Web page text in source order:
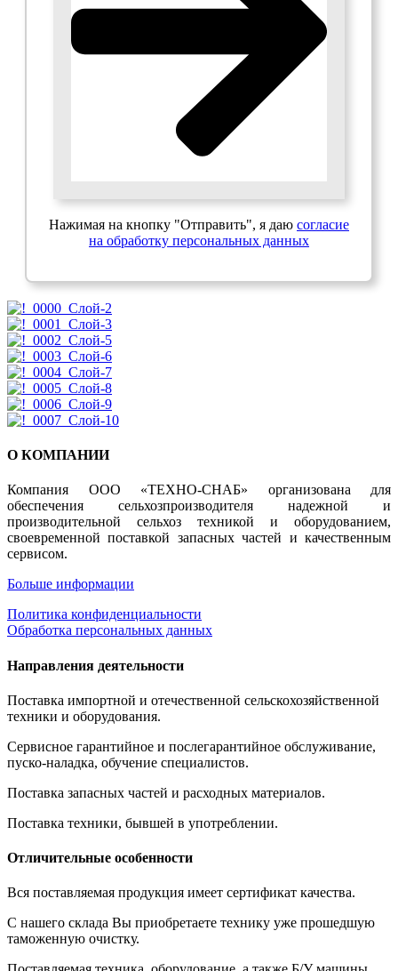
Нажимая на кнопку "Отправить", я даю согласие
на обработку персональных данных
О КОМПАНИИ
Компания ООО «ТЕХНО-СНАБ» организована для
обеспечения сельхозпроизводителя надежной и
производительной сельхоз техникой и оборудованием,
своевременной поставкой запасных частей и качественным
сервисом.
Больше информации
Политика конфиденциальности
Обработка персональных данных
Направления деятельности
Поставка импортной и отечественной сельскохозяйственной
техники и оборудования.
Сервисное гарантийное и послегарантийное обслуживание,
пуско-наладка, обучение специалистов.
Поставка запасных частей и расходных материалов.
Поставка техники, бывшей в употреблении.
Отличительные особенности
Вся поставляемая продукция имеет сертификат качества.
С нашего склада Вы приобретаете технику уже прошедшую
таможенную очистку.